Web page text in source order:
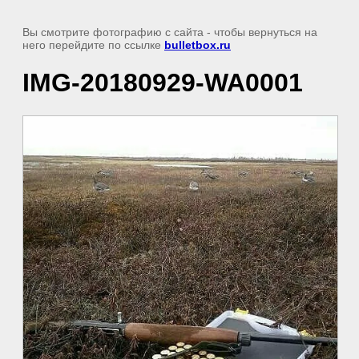
Вы смотрите фотографию с сайта - чтобы вернуться на
него перейдите по ссылке bulletbox.ru
IMG-20180929-WA0001